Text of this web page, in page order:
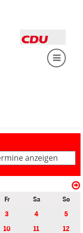
anzeigen
Fr Sa
So
3 4
5
10 11
12